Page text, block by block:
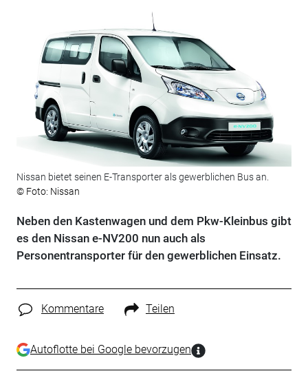
Nissan bietet seinen E-Transporter als gewerblichen Bus an.
© Foto: Nissan
Neben den Kastenwagen und dem Pkw-Kleinbus gibt
es den Nissan e-NV200 nun auch als
Personentransporter für den gewerblichen Einsatz.
Kommentare Teilen
Autoflotte bei Google bevorzugen